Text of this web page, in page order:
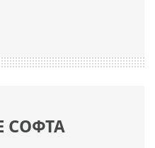
СОФТА